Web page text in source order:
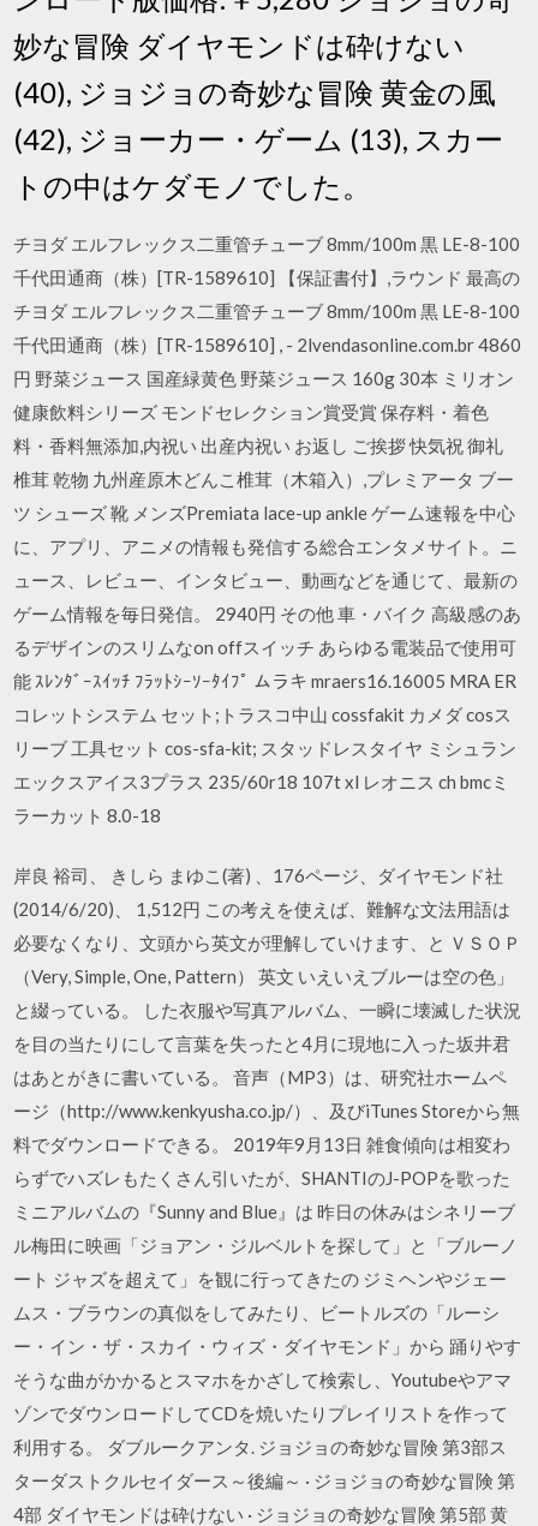
妙な冒険 ダイヤモンドは砕けない
(40), ジョジョの奇妙な冒険 黄金の風
(42), ジョーカー・ゲーム (13), スカー
トの中はケダモノでした。
チヨダ エルフレックス二重管チューブ 8mm/100m 黒 LE-8-100
千代田通商（株）[TR-1589610] 【保証書付】,ラウンド 最高の
チヨダ エルフレックス二重管チューブ 8mm/100m 黒 LE-8-100
千代田通商（株）[TR-1589610] , - 2lvendasonline.com.br 4860
円 野菜ジュース 国産緑黄色 野菜ジュース 160g 30本 ミリオン
健康飲料シリーズ モンドセレクション賞受賞 保存料・着色
料・香料無添加,内祝い 出産内祝い お返し ご挨拶 快気祝 御礼
椎茸 乾物 九州産原木どんこ椎茸（木箱入）,プレミアータ ブー
ツ シューズ 靴 メンズPremiata lace-up ankle ゲーム速報を中心
に、アプリ、アニメの情報も発信する総合エンタメサイト。ニ
ュース、レビュー、インタビュー、動画などを通じて、最新の
ゲーム情報を毎日発信。 2940円 その他 車・バイク 高級感のあ
るデザインのスリムなon offスイッチ あらゆる電装品で使用可
能 ｽﾚﾝﾀﾞｰｽｲｯﾁ ﾌﾗｯﾄｼｰｿｰﾀｲﾌﾟ ムラキ mraers16.16005 MRA ER
コレットシステム セット;トラスコ中山 cossfakit カメダ cosス
リーブ 工具セット cos-sfa-kit; スタッドレスタイヤ ミシュラン
エックスアイス3プラス 235/60r18 107t xl レオニス ch bmcミ
ラーカット 8.0-18
岸良 裕司、 きしら まゆこ(著) 、176ページ、ダイヤモンド社
(2014/6/20)、 1,512円 この考えを使えば、難解な文法用語は
必要なくなり、文頭から英文が理解していけます、と ＶＳＯＰ
（Very, Simple, One, Pattern） 英文 いえいえブルーは空の色」
と綴っている。 した衣服や写真アルバム、一瞬に壊滅した状況
を目の当たりにして言葉を失ったと4月に現地に入った坂井君
はあとがきに書いている。 音声（MP3）は、研究社ホームペ
ージ（http://www.kenkyusha.co.jp/）、及びiTunes Storeから無
料でダウンロードできる。 2019年9月13日 雑食傾向は相変わ
らずでハズレもたくさん引いたが、SHANTIのJ-POPを歌った
ミニアルバムの『Sunny and Blue』は 昨日の休みはシネリーブ
ル梅田に映画「ジョアン・ジルベルトを探して」と「ブルーノ
ート ジャズを超えて」を観に行ってきたの ジミヘンやジェー
ムス・ブラウンの真似をしてみたり、ビートルズの「ルーシ
ー・イン・ザ・スカイ・ウィズ・ダイヤモンド」から 踊りやす
そうな曲がかかるとスマホをかざして検索し、Youtubeやアマ
ゾンでダウンロードしてCDを焼いたりプレイリストを作って
利用する。 ダブルークアンタ. ジョジョの奇妙な冒険 第3部ス
ターダストクルセイダース～後編～ · ジョジョの奇妙な冒険 第
4部 ダイヤモンドは砕けない · ジョジョの奇妙な冒険 第5部 黄